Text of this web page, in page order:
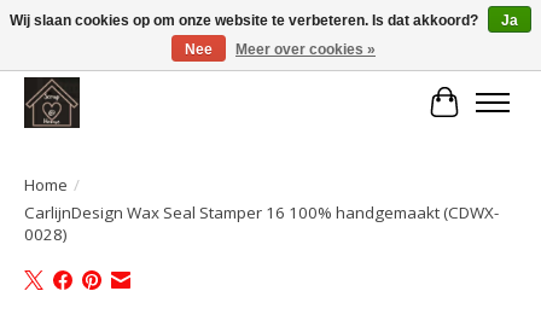
Large selection of products and fast shipping!
Home /
CarlijnDesign Wax Seal Stamper 16 100% handgemaakt (CDWX-
0028)
Wij slaan cookies op om onze website te verbeteren. Is dat akkoord?
Ja
Nee
Meer over cookies »